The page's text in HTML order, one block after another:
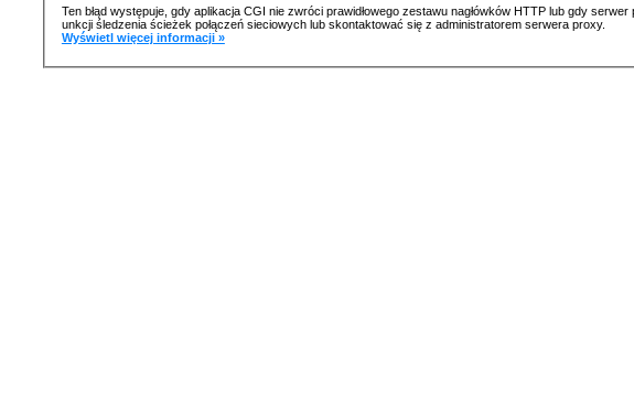
Ten błąd występuje, gdy aplikacja CGI nie zwróci prawidłowego zestawu nagłówków HTTP lub gdy
unkcji śledzenia ścieżek połączeń sieciowych lub skontaktować się z administratorem serwera proxy.
Wyświetl więcej informacji »